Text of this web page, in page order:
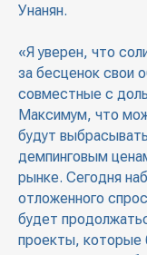
Унанян.
«Я уверен, что
за бесценок свои
совместные с
Максимум, что
будут
демпинговым
рынке. Сегодня
отложенного
будет
проекты, которые